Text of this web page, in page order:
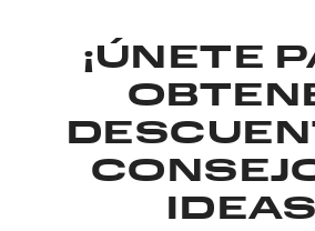
¡ÚNETE